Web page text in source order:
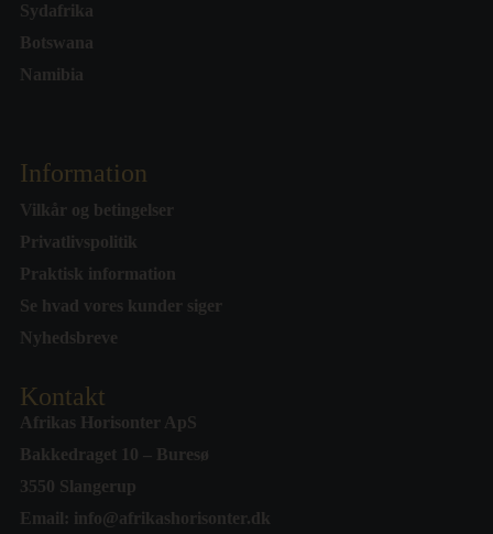
Sydafrika
Botswana
Namibia
Information
Vilkår og betingelser
Privatlivspolitik
Praktisk information
Se hvad vores kunder siger
Nyhedsbreve
Kontakt
Afrikas Horisonter ApS
Bakkedraget 10 – Buresø
3550 Slangerup
Email: info@afrikashorisonter.dk